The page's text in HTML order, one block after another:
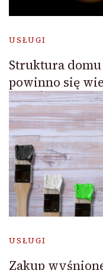
USŁUGI
Struktura domu
powinno się
USŁUGI
Zakup